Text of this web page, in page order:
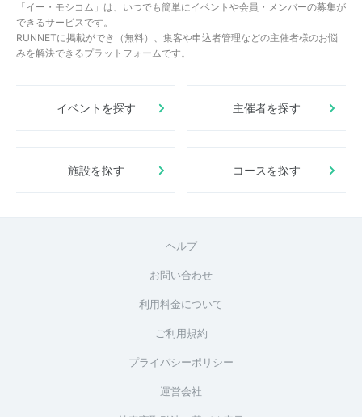
「イー・モシコム」は、いつでも簡単にイベントや会員・メンバーの募集が
できるサービスです。
RUNNETに掲載ができ（無料）、集客や申込者管理などの主催者様のお悩
みを解決できるプラットフォームです。
イベントを探す 主催者を探す
施設を探す コースを探す
ヘルプ
お問い合わせ
利用料金について
ご利用規約
プライバシーポリシー
運営会社